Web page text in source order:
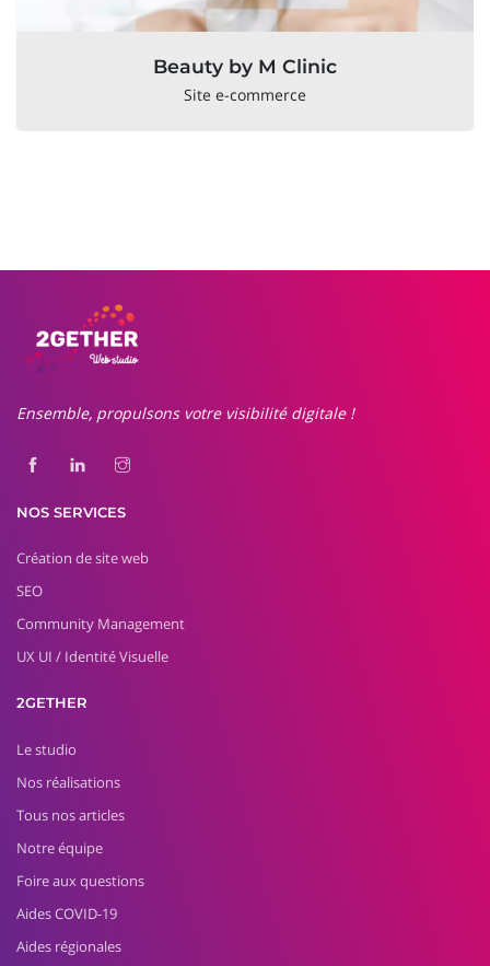
Beauty by M Clinic
Site e-commerce
Ensemble, propulsons votre visibilité digitale !
NOS SERVICES
Création de site web
SEO
Community Management
UX UI / Identité Visuelle
2GETHER
Le studio
Nos réalisations
Tous nos articles
Notre équipe
Foire aux questions
Aides COVID-19
Aides régionales